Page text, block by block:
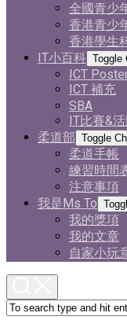
全國青少
香港青少
香港學生
IT小百科 Toggle
ICT
ICT 補充
SBA
IT比賽&
柔道部 Toggle
柔道手帳
練習時間
注意事項
我是Ms To
我的獎項
我的文章
自家小玩